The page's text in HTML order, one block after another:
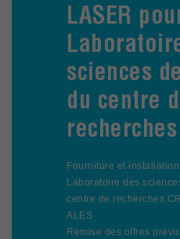
LASER
sciences
du centre
recherches
Fourniture et
Laboratoire des
centre de recherches
ALES
Remise des offres